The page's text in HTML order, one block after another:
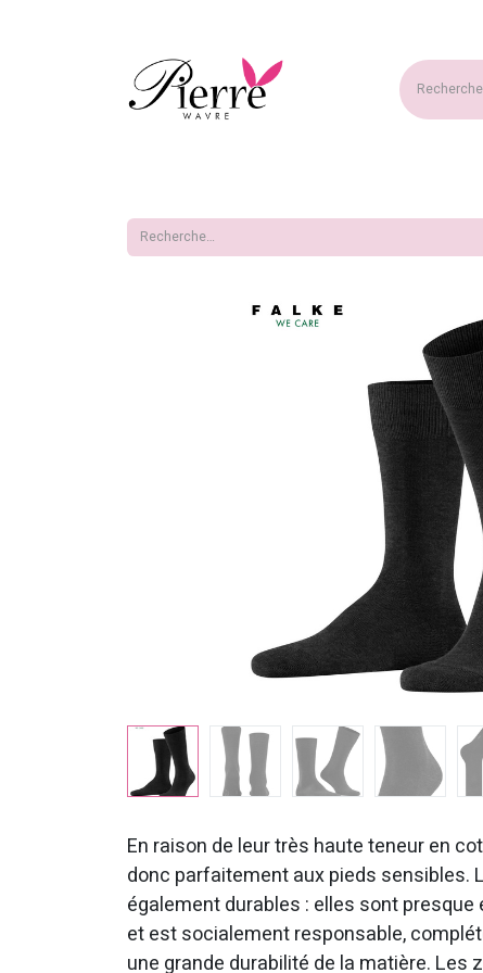
En raison de leur très haute teneur en
donc parfaitement aux pieds sensibles.
également durables : elles sont presque
et est socialement responsable,
une grande durabilité de la matière.